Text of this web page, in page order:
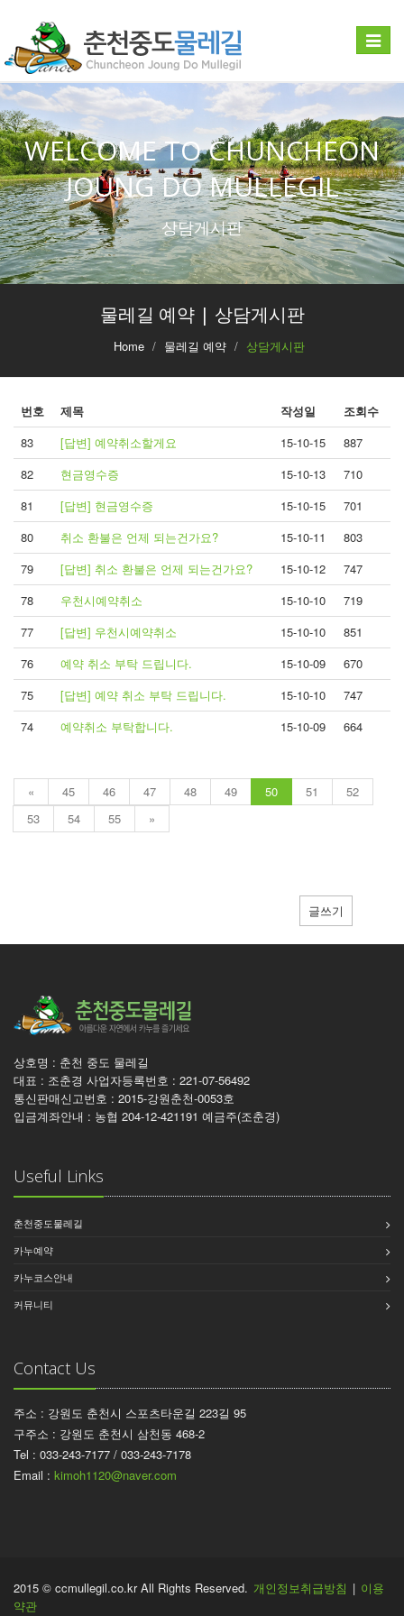
Toggle
WELCOME TO CHUNCHEON
JOUNG DO MULLEGIL
상담게시판
물레길 예약 | 상담게시판
Home 물레길 예약 상담게시판
번호 제목 작성일
조회수
83
[답변] 예약취소할게요 15-10-15
887
82
현금영수증 15-10-13
710
81
[답변] 현금영수증 15-10-15
701
80
취소 환불은 언제 되는건가요? 15-10-11
803
79
[답변] 취소 환불은 언제 되는건가요? 15-10-12
747
78
우천시예약취소 15-10-10
719
77
[답변] 우천시예약취소 15-10-10
851
76
예약 취소 부탁 드립니다. 15-10-09
670
75
[답변] 예약 취소 부탁 드립니다. 15-10-10
747
74
예약취소 부탁합니다. 15-10-09 664
« 45 46 47 48 49 50 51
52
53
54 55 »
글쓰기
상호명 : 춘천 중도 물레길
대표 : 조춘경 사업자등록번호 : 221-07-56492
통신판매신고번호 : 2015-강원춘천-0053호
입금계좌안내 : 농협 204-12-421191 예금주(조춘경)
Useful Links
춘천중도물레길
카누예약
카누코스안내
커뮤니티
Contact Us
주소 : 강원도 춘천시 스포츠타운길 223길 95
구주소 : 강원도 춘천시 삼천동 468-2
Tel : 033-243-7177 / 033-243-7178
Email : kimoh1120@naver.com
2015 © ccmullegil.co.kr All Rights Reserved. 개인정보취급방침 | 이용
약관